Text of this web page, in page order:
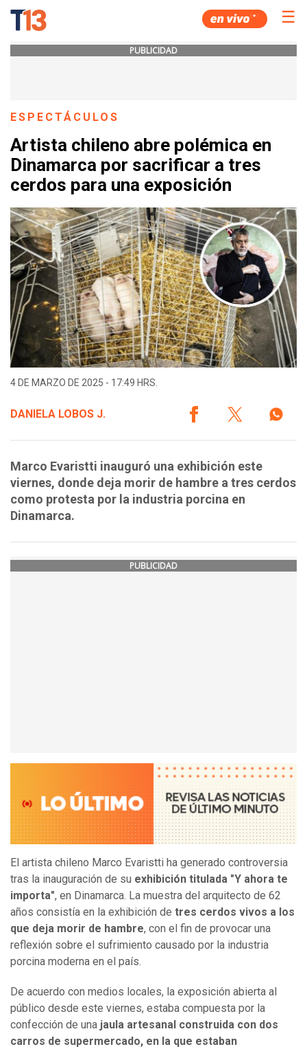
☰
PUBLICIDAD
ESPECTÁCULOS
Artista chileno abre polémica en
Dinamarca por sacrificar a tres
cerdos para una exposición
4 DE MARZO DE 2025 - 17:49 HRS.
DANIELA LOBOS J.
Marco Evaristti inauguró una exhibición este
viernes, donde deja morir de hambre a tres cerdos
como protesta por la industria porcina en
Dinamarca.
PUBLICIDAD
El artista chileno Marco Evaristti ha generado controversia
tras la inauguración de su exhibición titulada "Y ahora te
importa", en Dinamarca. La muestra del arquitecto de 62
años consistía en la exhibición de tres cerdos vivos a los
que deja morir de hambre, con el fin de provocar una
reflexión sobre el sufrimiento causado por la industria
porcina moderna en el país.
De acuerdo con medios locales, la exposición abierta al
público desde este viernes, estaba compuesta por la
confección de una jaula artesanal construida con dos
carros de supermercado, en la que estaban